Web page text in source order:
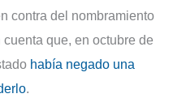
contra del nombramiento
que, en octubre de
había negado una
.